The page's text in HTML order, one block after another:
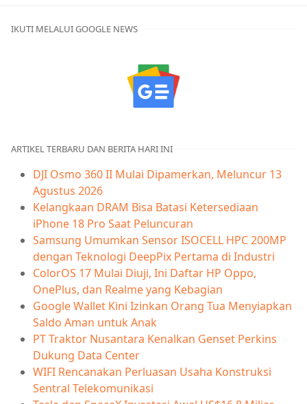
IKUTI MELALUI GOOGLE NEWS
ARTIKEL TERBARU DAN BERITA HARI INI
DJI Osmo 360 II Mulai Dipamerkan, Meluncur 13
Agustus 2026
Kelangkaan DRAM Bisa Batasi Ketersediaan
iPhone 18 Pro Saat Peluncuran
Samsung Umumkan Sensor ISOCELL HPC 200MP
dengan Teknologi DeepPix Pertama di Industri
ColorOS 17 Mulai Diuji, Ini Daftar HP Oppo,
OnePlus, dan Realme yang Kebagian
Google Wallet Kini Izinkan Orang Tua Menyiapkan
Saldo Aman untuk Anak
PT Traktor Nusantara Kenalkan Genset Perkins
Dukung Data Center
WIFI Rencanakan Perluasan Usaha Konstruksi
Sentral Telekomunikasi